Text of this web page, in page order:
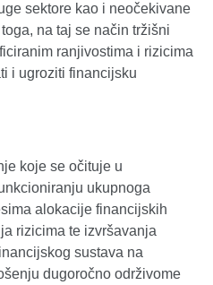
sektore kao i neočekivane
na taj se način tržišni
ranjivostima i rizicima
i ugroziti financijsku
koje se očituje u
ukupnoga
alokacije financijskih
rizicima te izvršavanja
sustava na
dugoročno održivome